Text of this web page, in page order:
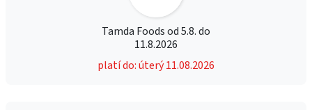
Tamda Foods od 5.8. do
11.8.2026
platí do: úterý 11.08.2026